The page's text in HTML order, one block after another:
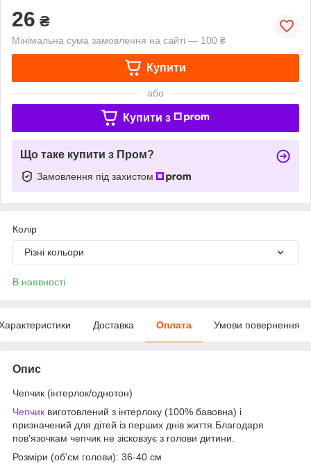
26 ₴
Мінімальна сума замовлення на сайті — 100 ₴
Купити
або
Купити з
Що таке купити з Пром?
Замовлення під захистом
Колір
Різні кольори
В наявності
Доставка Оплата Умови повернення
Опис
Чепчик (інтерлок/однотон)
Чепчик виготовлений з інтерлоку (100% бавовна) і
призначений для дітей із перших днів життя.Благодаря
пов'язочкам чепчик не зісковзує з голови дитини.
Розміри (об'єм голови): 36-40 см